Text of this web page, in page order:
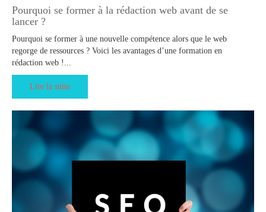
Pourquoi se former à la rédaction web avant de se
lancer ?
Pourquoi se former à une nouvelle compétence alors que le web
regorge de ressources ? Voici les avantages d’une formation en
rédaction web !...
Lire la suite